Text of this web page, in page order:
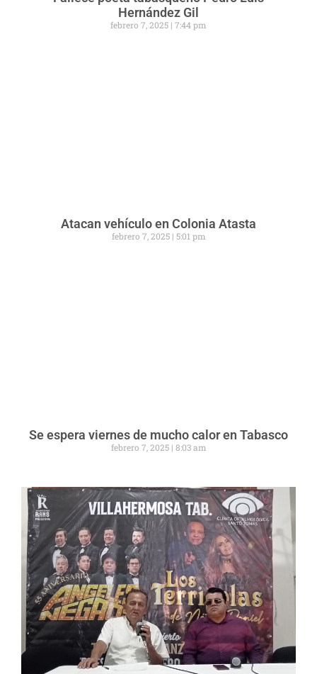
Hernández Gil
febrero 7, 2025 7:44 pm
Atacan vehículo en Colonia Atasta
febrero 7, 2025 5:01 pm
Se espera viernes de mucho calor en Tabasco
febrero 7, 2025 8:03 am